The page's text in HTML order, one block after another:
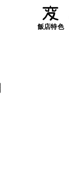
飯店特色